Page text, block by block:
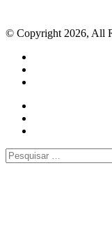
© Copyright 2026, All
Facebook
Twitter
WhatsApp
Telegram
Close
Pesquisar
por: